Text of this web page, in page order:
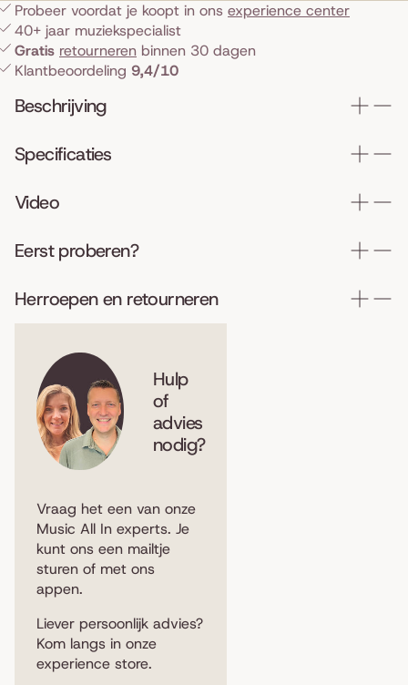
Probeer voordat je koopt in ons experience center
40+ jaar muziekspecialist
Gratis retourneren binnen 30 dagen
Klantbeoordeling 9,4/10
Beschrijving
Specificaties
Video
Eerst proberen?
Herroepen en retourneren
Hulp
of
advies
nodig?
Vraag het een van onze
Music All In experts. Je
kunt ons een mailtje
sturen of met ons
appen.
Liever persoonlijk advies?
Kom langs in onze
experience store.